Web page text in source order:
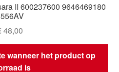
II 600237600 9646469180
48,00
wanneer het product op
is